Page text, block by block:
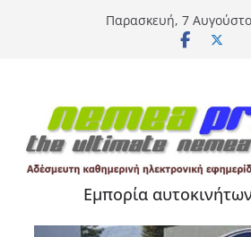
Παρασκευή, 7
Εμπορία